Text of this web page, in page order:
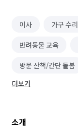
이사 가구 수리
반려동물 교육
방문 산책/간단 돌봄
더보기
소개